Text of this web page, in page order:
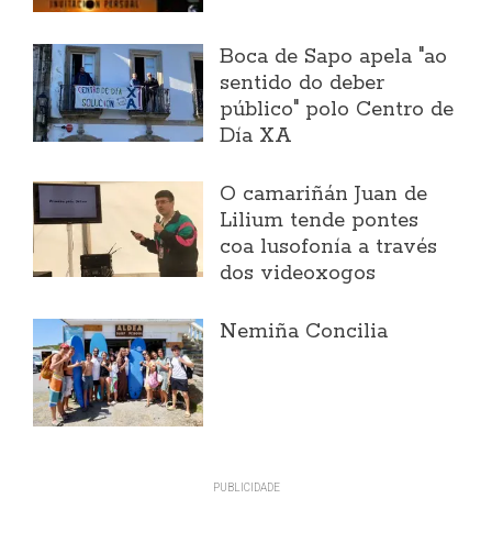
Boca de Sapo apela "ao
sentido do deber
público" polo Centro de
Día XA
O camariñán Juan de
Lilium tende pontes
coa lusofonía a través
dos videoxogos
Nemiña Concilia